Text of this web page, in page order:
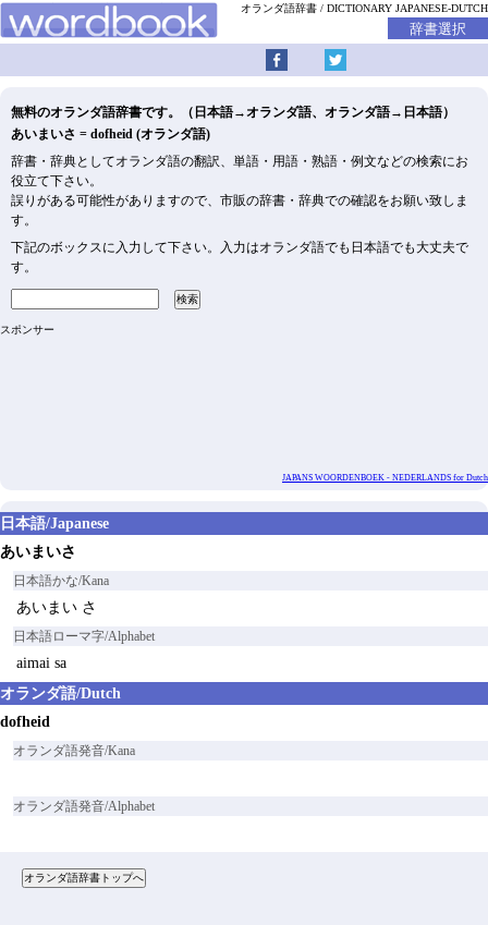
オランダ語辞書 DICTIONARY JAPANESE-DUTCH
無料のオランダ語辞書です。（日本語→オランダ語、オランダ語→日本語）
あいまいさ = dofheid (オランダ語)
辞書・辞典としてオランダ語の翻訳、単語・用語・熟語・例文などの検索にお
役立て下さい。
誤りがある可能性がありますので、市販の辞書・辞典での確認をお願い致しま
す。
下記のボックスに入力して下さい。入力はオランダ語でも日本語でも大丈夫で
す。
日本語/Japanese
あいまいさ
日本語かな/Kana
あいまい さ
日本語ローマ字/Alphabet
aimai sa
オランダ語/Dutch
dofheid
オランダ語発音/Kana
オランダ語発音/Alphabet
スポンサー
JAPANS WOORDENBOEK - NEDERLANDS for Dutch